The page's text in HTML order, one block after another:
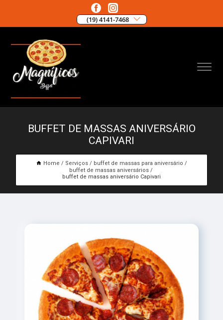
(19) 4141-7468
BUFFET DE MASSAS ANIVERSÁRIO
CAPIVARI
Home Serviços
buffet de massas para aniversário
buffet de massas aniversários
buffet de massas aniversário Capivari